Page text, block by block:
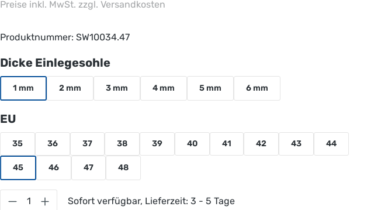
Preise inkl. MwSt. zzgl. Versandkosten
Produktnummer: SW10034.47
Dicke Einlegesohleauswählen
1 mm 2 mm 3 mm 4 mm 5 mm 6 mm
EU
35 36 37 38 39 40 41 42 43 44
45 46 47 48
Produkt Anzahl: Gib den gewünschten Wert ein oder
Sofort verfügbar, Lieferzeit: 3 - 5 Tage